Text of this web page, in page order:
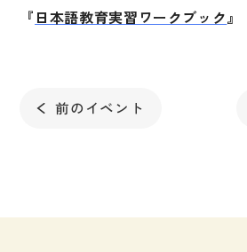
日本語教育事情
『 日本語教育実習ワークブック』
前のイベント